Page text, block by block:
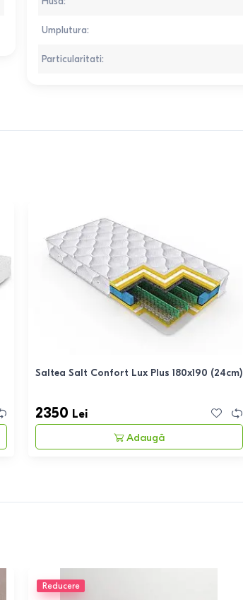
Umplutura:
Particularitati:
Saltea Salt Confort Lux Plus 180x190 (24cm)
2350 Lei
Adaugă
Reducere